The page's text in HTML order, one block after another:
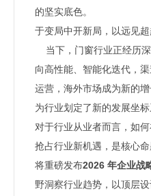
的坚实底色。
于变局中开新局，以远见
当下，门窗行业正经历
向高性能、智能化迭代，
运营，海外市场成为新的
为行业划定了新的发展坐标
对于行业从业者而言，如
抢占行业新机遇，是核心
将重磅发布2026 年企业战
野洞察行业趋势，以顶层设